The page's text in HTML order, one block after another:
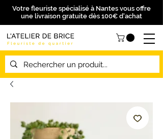
Votre fleuriste spécialisé à Nantes vous offre
une livraison gratuite dès 100€ d'achat